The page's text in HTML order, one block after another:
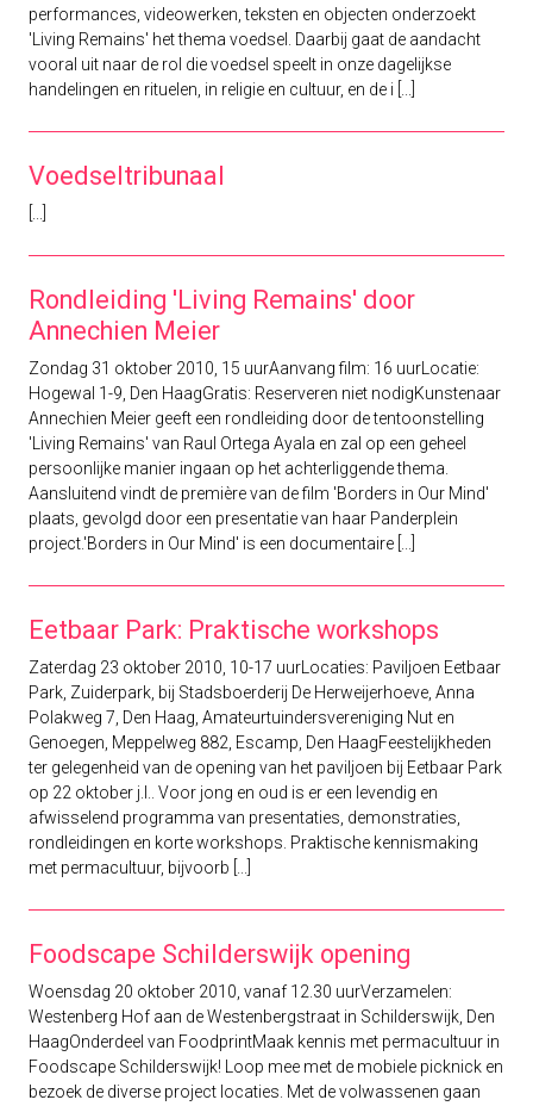
performances, videowerken, teksten en objecten onderzoekt
'Living Remains' het thema voedsel. Daarbij gaat de aandacht
vooral uit naar de rol die voedsel speelt in onze dagelijkse
handelingen en rituelen, in religie en cultuur, en de i [...]
Voedseltribunaal
Rondleiding 'Living Remains' door
Annechien Meier
Zondag 31 oktober 2010, 15 uurAanvang film: 16 uurLocatie:
Hogewal 1-9, Den HaagGratis: Reserveren niet nodigKunstenaar
Annechien Meier geeft een rondleiding door de tentoonstelling
'Living Remains' van Raul Ortega Ayala en zal op een geheel
persoonlijke manier ingaan op het achterliggende thema.
Aansluitend vindt de première van de film 'Borders in Our Mind'
plaats, gevolgd door een presentatie van haar Panderplein
project.'Borders in Our Mind' is een documentaire [...]
Eetbaar Park: Praktische workshops
Zaterdag 23 oktober 2010, 10-17 uurLocaties: Paviljoen Eetbaar
Park, Zuiderpark, bij Stadsboerderij De Herweijerhoeve, Anna
Polakweg 7, Den Haag, Amateurtuindersvereniging Nut en
Genoegen, Meppelweg 882, Escamp, Den HaagFeestelijkheden
ter gelegenheid van de opening van het paviljoen bij Eetbaar Park
op 22 oktober j.l.. Voor jong en oud is er een levendig en
afwisselend programma van presentaties, demonstraties,
rondleidingen en korte workshops. Praktische kennismaking
met permacultuur, bijvoorb [...]
Foodscape Schilderswijk opening
Woensdag 20 oktober 2010, vanaf 12.30 uurVerzamelen:
Westenberg Hof aan de Westenbergstraat in Schilderswijk, Den
HaagOnderdeel van FoodprintMaak kennis met permacultuur in
Foodscape Schilderswijk! Loop mee met de mobiele picknick en
bezoek de diverse project locaties. Met de volwassenen gaan